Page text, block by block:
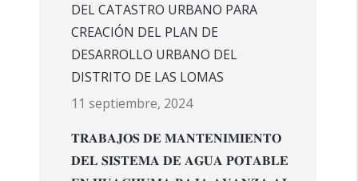
DEL CATASTRO URBANO PARA
CREACIÓN DEL PLAN DE
DESARROLLO URBANO DEL
DISTRITO DE LAS LOMAS
11 septiembre, 2024
𝐓𝐑𝐀𝐁𝐀𝐉𝐎𝐒 𝐃𝐄 𝐌𝐀𝐍𝐓𝐄𝐍𝐈𝐌𝐈𝐄𝐍𝐓𝐎
𝐃𝐄𝐋 𝐒𝐈𝐒𝐓𝐄𝐌𝐀 𝐃𝐄 𝐀𝐆𝐔𝐀 𝐏𝐎𝐓𝐀𝐁𝐋𝐄